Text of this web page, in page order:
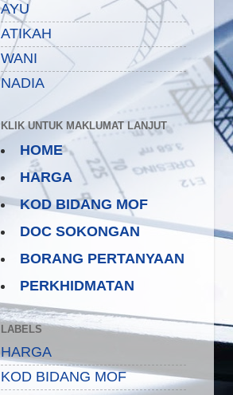
AYU
ATIKAH
WANI
NADIA
KLIK UNTUK MAKLUMAT LANJUT
HOME
HARGA
KOD BIDANG MOF
DOC SOKONGAN
BORANG PERTANYAAN
PERKHIDMATAN
LABELS
HARGA
KOD BIDANG MOF